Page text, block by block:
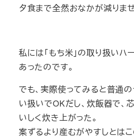
夕食まで全然おなかが減りま
私には「もち米」の取り扱いハ
あったのです。
でも、実際使ってみると普通
い扱いでOKだし、炊飯器で、
いしく炊き上がった。
案ずるより産むがやすしとはこ